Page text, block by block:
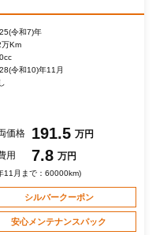
令和7)年
Km
令和10)年11月
価格 191.5 万円
用
7.8 万円
11月まで：60000km)
シルバークーポン
安心メンテナンスパック